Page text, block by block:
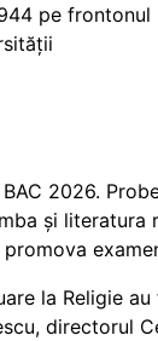
pe frontonul
2026.
și literatura
la Religie
directorul